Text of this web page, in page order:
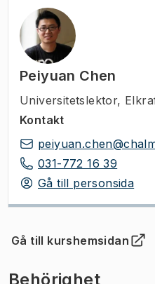
Peiyuan Chen
Universitetslektor,
Kontakt
031-772 16 39
Gå till personsida
Gå till kurshemsidan
(Öppnas i ny flik)
Behörighet